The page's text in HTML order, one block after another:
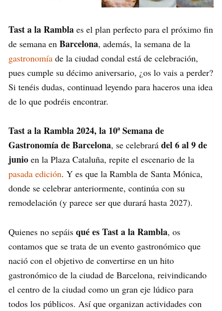
Tast a la Rambla es el plan perfecto para el próximo fin
de semana en Barcelona, además, la semana de la
gastronomía de la ciudad condal está de celebración,
pues cumple su décimo aniversario, ¿os lo vais a perder?
Si tenéis dudas, continuad leyendo para haceros una idea
de lo que podréis encontrar.
Tast a la Rambla 2024, la 10ª Semana de
Gastronomía de Barcelona, se celebrará del 6 al 9 de
junio en la Plaza Cataluña, repite el escenario de la
pasada edición. Y es que la Rambla de Santa Mónica,
donde se celebrar anteriormente, continúa con su
remodelación (y parece ser que durará hasta 2027).
Quienes no sepáis qué es Tast a la Rambla, os
contamos que se trata de un evento gastronómico que
nació con el objetivo de convertirse en un hito
gastronómico de la ciudad de Barcelona, reivindicando
el centro de la ciudad como un gran eje lúdico para
todos los públicos. Así que organizan actividades con